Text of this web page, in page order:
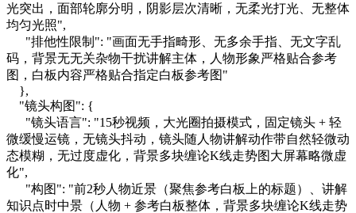
光突出，面部轮廓分明，阴影层次清晰，无柔光打光、无整体
均匀光照",
"排他性限制": "画面无手指畸形、无多余手指、无文字乱
码，背景无无关杂物干扰讲解主体，人物形象严格贴合参考
图，白板内容严格贴合指定白板参考图"
},
"镜头构图": {
"镜头语言": "15秒视频，大光圈拍摄模式，固定镜头 + 轻
微缓慢运镜，无镜头抖动，镜头随人物讲解动作带自然轻微动
态模糊，无过度虚化，背景多块缠论K线走势图大屏幕略微虚
化",
"构图": "前2秒人物近景（聚焦参考白板上的标题）、讲解
知识点时中景（人物 + 参考白板整体，背景多块缠论K线走势